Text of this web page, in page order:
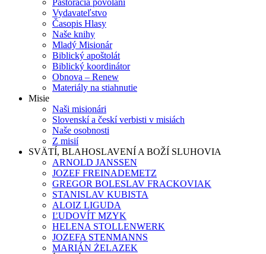
Pastorácia povolaní
Vydavateľstvo
Časopis Hlasy
Naše knihy
Mladý Misionár
Biblický apoštolát
Biblický koordinátor
Obnova – Renew
Materiály na stiahnutie
Misie
Naši misionári
Slovenskí a českí verbisti v misiách
Naše osobnosti
Z misií
SVÄTÍ, BLAHOSLAVENÍ A BOŽÍ SLUHOVIA
ARNOLD JANSSEN
JOZEF FREINADEMETZ
GREGOR BOLESLAV FRACKOVIAK
STANISLAV KUBISTA
ALOIZ LIGUDA
ĽUDOVÍT MZYK
HELENA STOLLENWERK
JOZEFA STENMANNS
MARIÁN ŻELAZEK